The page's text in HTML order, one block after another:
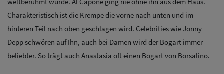
Charakteristisch ist die Krempe die vorne nach unten und im
hinteren Teil nach oben geschlagen wird. Celebrities wie Jonny
Depp schwören auf Ihn, auch bei Damen wird der Bogart immer
beliebter. So trägt auch Anastasia oft einen Bogart von Borsalino.